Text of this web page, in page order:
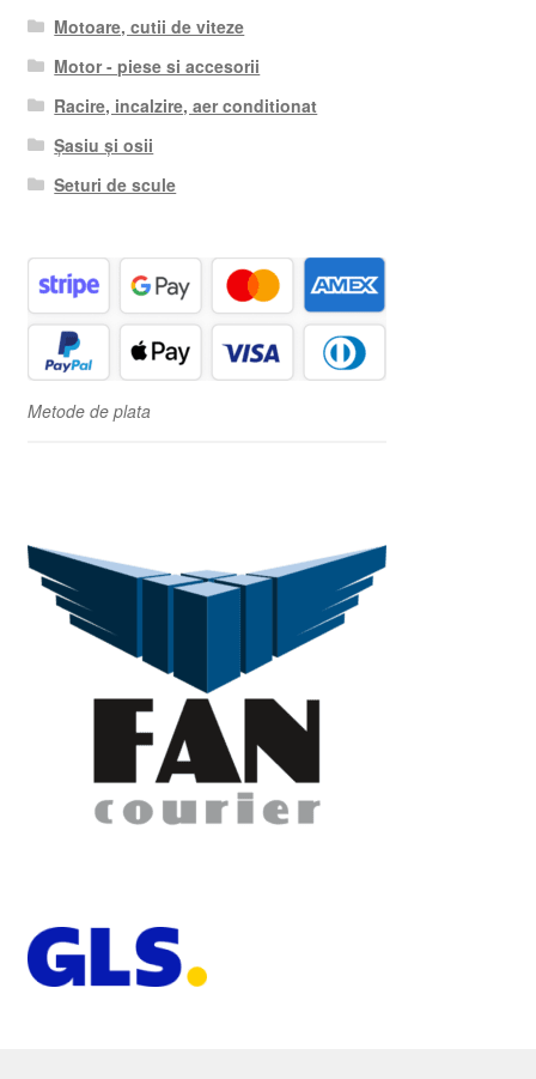
Motoare, cutii de viteze
Motor - piese si accesorii
Racire, incalzire, aer conditionat
Șasiu și osii
Seturi de scule
Metode de plata